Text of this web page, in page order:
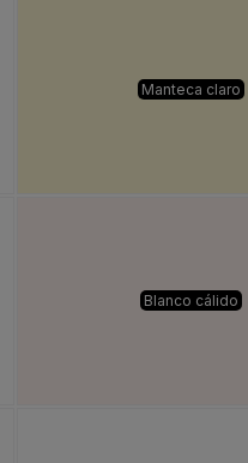
Manteca claro
Blanco cálido